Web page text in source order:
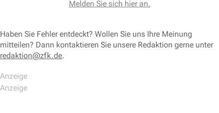
Melden Sie sich hier an.
Haben Sie Fehler entdeckt? Wollen Sie uns Ihre Meinung
mitteilen? Dann kontaktieren Sie unsere Redaktion gerne unter
redaktion@zfk.de.